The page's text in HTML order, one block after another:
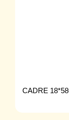
CADRE